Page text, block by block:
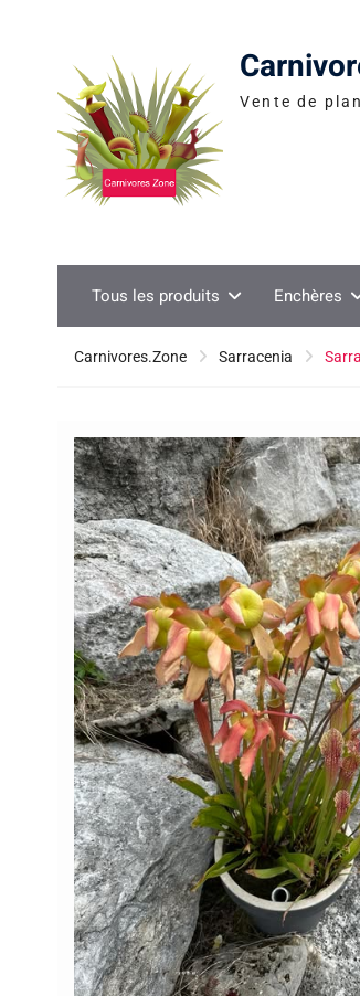
Vente de
Tous les produits Enchères
Carnivores.Zone Sarracenia